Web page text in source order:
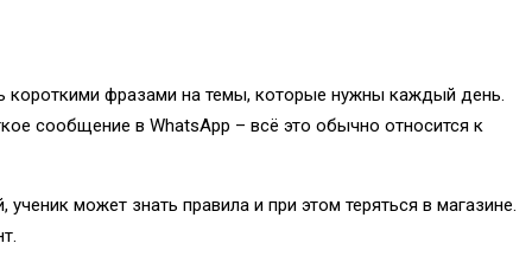
короткими фразами на темы, которые нужны каждый день.
сообщение в WhatsApp – всё это обычно относится к
может знать правила и при этом теряться в магазине.